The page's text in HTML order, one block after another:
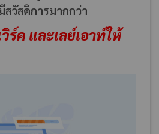
วัสดิการมากกว่า
ร์ค และเลย์เอาท์ให้